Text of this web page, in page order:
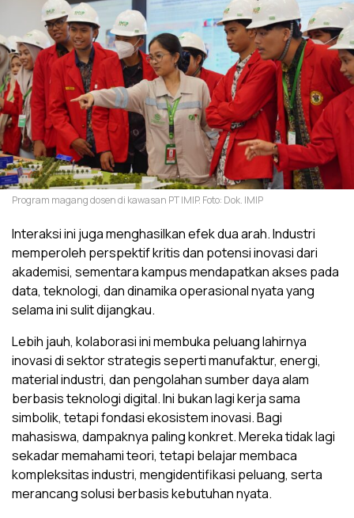
Program magang dosen di kawasan PT IMIP. Foto: Dok. IMIP
Interaksi ini juga menghasilkan efek dua arah. Industri
memperoleh perspektif kritis dan potensi inovasi dari
akademisi, sementara kampus mendapatkan akses pada
data, teknologi, dan dinamika operasional nyata yang
selama ini sulit dijangkau.
Lebih jauh, kolaborasi ini membuka peluang lahirnya
inovasi di sektor strategis seperti manufaktur, energi,
material industri, dan pengolahan sumber daya alam
berbasis teknologi digital. Ini bukan lagi kerja sama
simbolik, tetapi fondasi ekosistem inovasi. Bagi
mahasiswa, dampaknya paling konkret. Mereka tidak lagi
sekadar memahami teori, tetapi belajar membaca
kompleksitas industri, mengidentifikasi peluang, serta
merancang solusi berbasis kebutuhan nyata.